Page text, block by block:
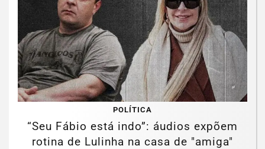
POLÍTICA
“Seu Fábio está indo”: áudios expõem
rotina de Lulinha na casa de "amiga"